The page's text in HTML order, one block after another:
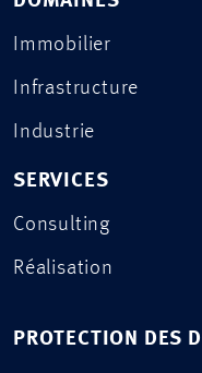
Immobilier
Infrastructure
Industrie
SERVICES
Consulting
Réalisation
PROTECTION DES